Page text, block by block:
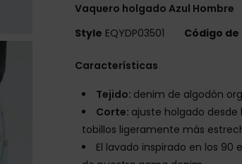
Vaquero holgado Azul Hombre
Style EQYDP03501 Código
Características
Tejido: denim de algodón
Corte: ajuste holgado
tobillos ligeramente más
El lavado inspirado en los 90